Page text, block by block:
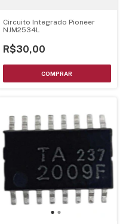
Circuito Integrado Pioneer
NJM2534L
R$30,00